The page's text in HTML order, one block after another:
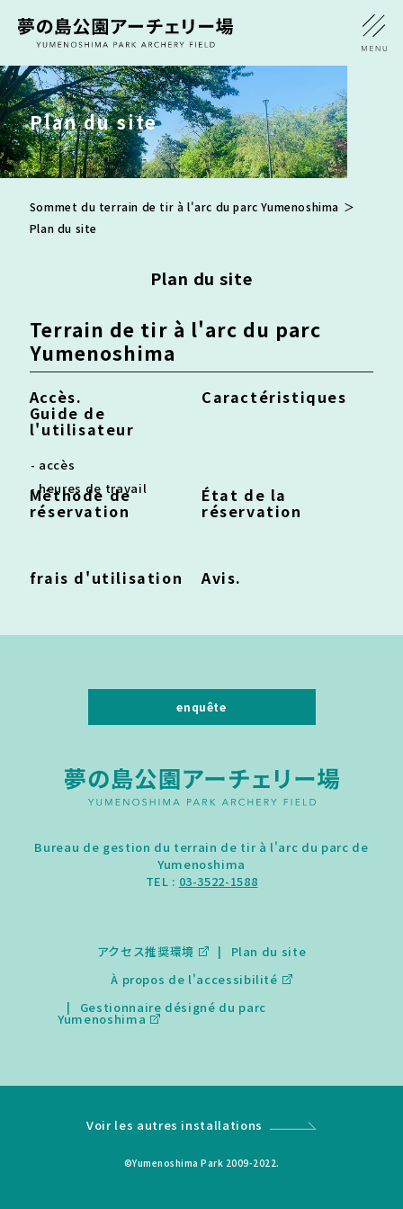
Plan du site
Sommet du terrain de tir à l'arc du parc Yumenoshima
Plan du site
Plan du site
Terrain de tir à l'arc du parc
Yumenoshima
Accès.
Guide de
l'utilisateur
- accès
- heures de travail
Caractéristiques
Méthode de
réservation
État de la
réservation
frais d'utilisation Avis.
enquête
Bureau de gestion du terrain de tir à l'arc du parc de
Yumenoshima
TEL : 03-3522-1588
アクセス推奨環境
Plan du site
À propos de l'accessibilité
Gestionnaire désigné du parc
Yumenoshima
Voir les autres installations
©Yumenoshima Park 2009-2022.